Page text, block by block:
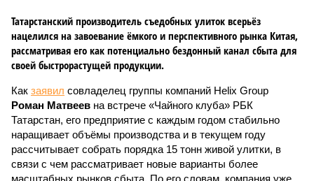
Татарстанский производитель съедобных улиток всерьёз
нацелился на завоевание ёмкого и перспективного рынка Китая,
рассматривая его как потенциально бездонный канал сбыта для
своей быстрорастущей продукции.
Как заявил совладелец группы компаний Helix Group
Роман Матвеев на встрече «Чайного клуба» РБК
Татарстан, его предприятие с каждым годом стабильно
наращивает объёмы производства и в текущем году
рассчитывает собрать порядка 15 тонн живой улитки, в
связи с чем рассматривает новые варианты более
масштабных рынков сбыта. По его словам, компания уже